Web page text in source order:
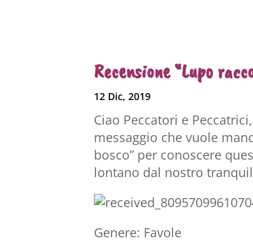
Recensione “Lupo
12 Dic, 2019
Ciao Peccatori e
messaggio che vuole
bosco” per conoscere
lontano dal nostro
Genere: Favole